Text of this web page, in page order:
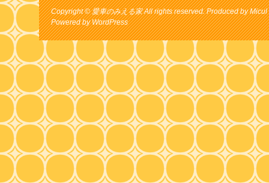
Copyright © 愛車のみえる家 All rights reserved. Produced by Micul
Powered byWordPress